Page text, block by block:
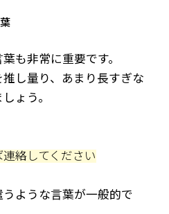
も非常に重要です。
し量り、あまり長すぎな
ょう。
絡してください
ような言葉が一般的で